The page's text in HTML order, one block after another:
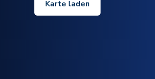
Karte laden